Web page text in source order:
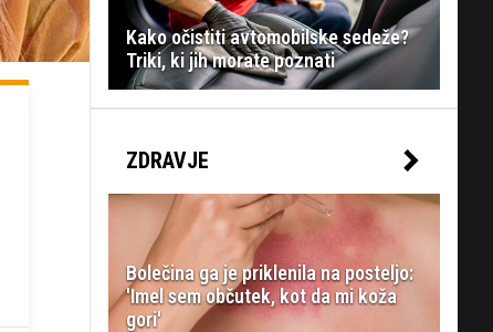
Kako očistiti avtomobilske sedeže?
Triki, ki jih morate poznati
ZDRAVJE
Bolečina ga je priklenila na posteljo:
'Imel sem občutek, kot da mi koža
gori'